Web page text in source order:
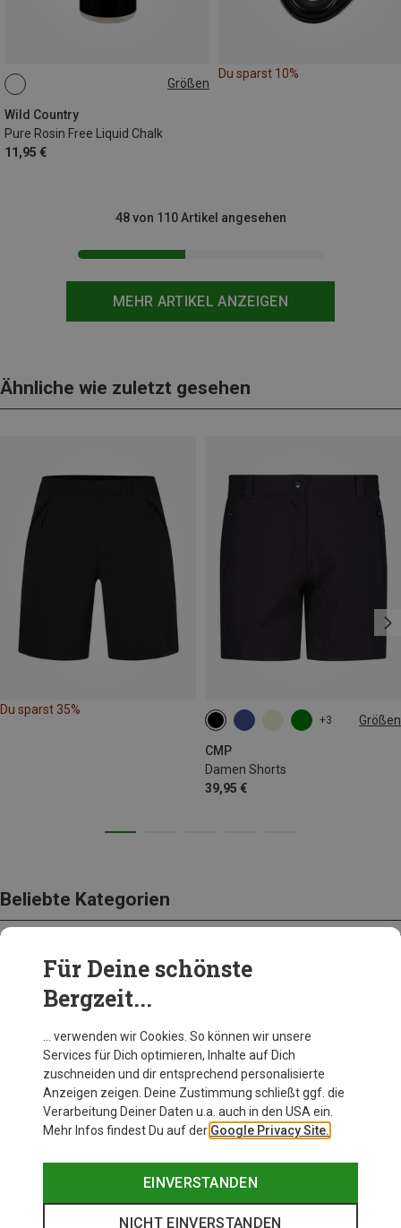
Größen
Wild Country
Pure Rosin Free Liquid Chalk
11,95 €
100ML
Du sparst 10%
MEHR ARTIKEL ANZEIGEN
48 von 110 Artikel angesehen
Ähnliche wie zuletzt gesehen
Du sparst 35%
+3 Größen
CMP
Damen Shorts
39,95 €
XXS M
L
XL
Beliebte Kategorien
BEKLEIDUNG
Für Deine schönste
Bergzeit...
… verwenden wir Cookies. So können wir unsere
Services für Dich optimieren, Inhalte auf Dich
zuschneiden und dir entsprechend personalisierte
Anzeigen zeigen. Deine Zustimmung schließt ggf. die
Verarbeitung Deiner Daten u.a. auch in den USA ein.
Mehr Infos findest Du auf der Google Privacy Site.
EINVERSTANDEN
NICHT EINVERSTANDEN